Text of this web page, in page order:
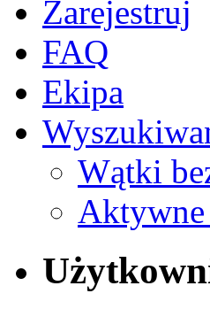
Zarejestruj
FAQ
Ekipa
Wątki